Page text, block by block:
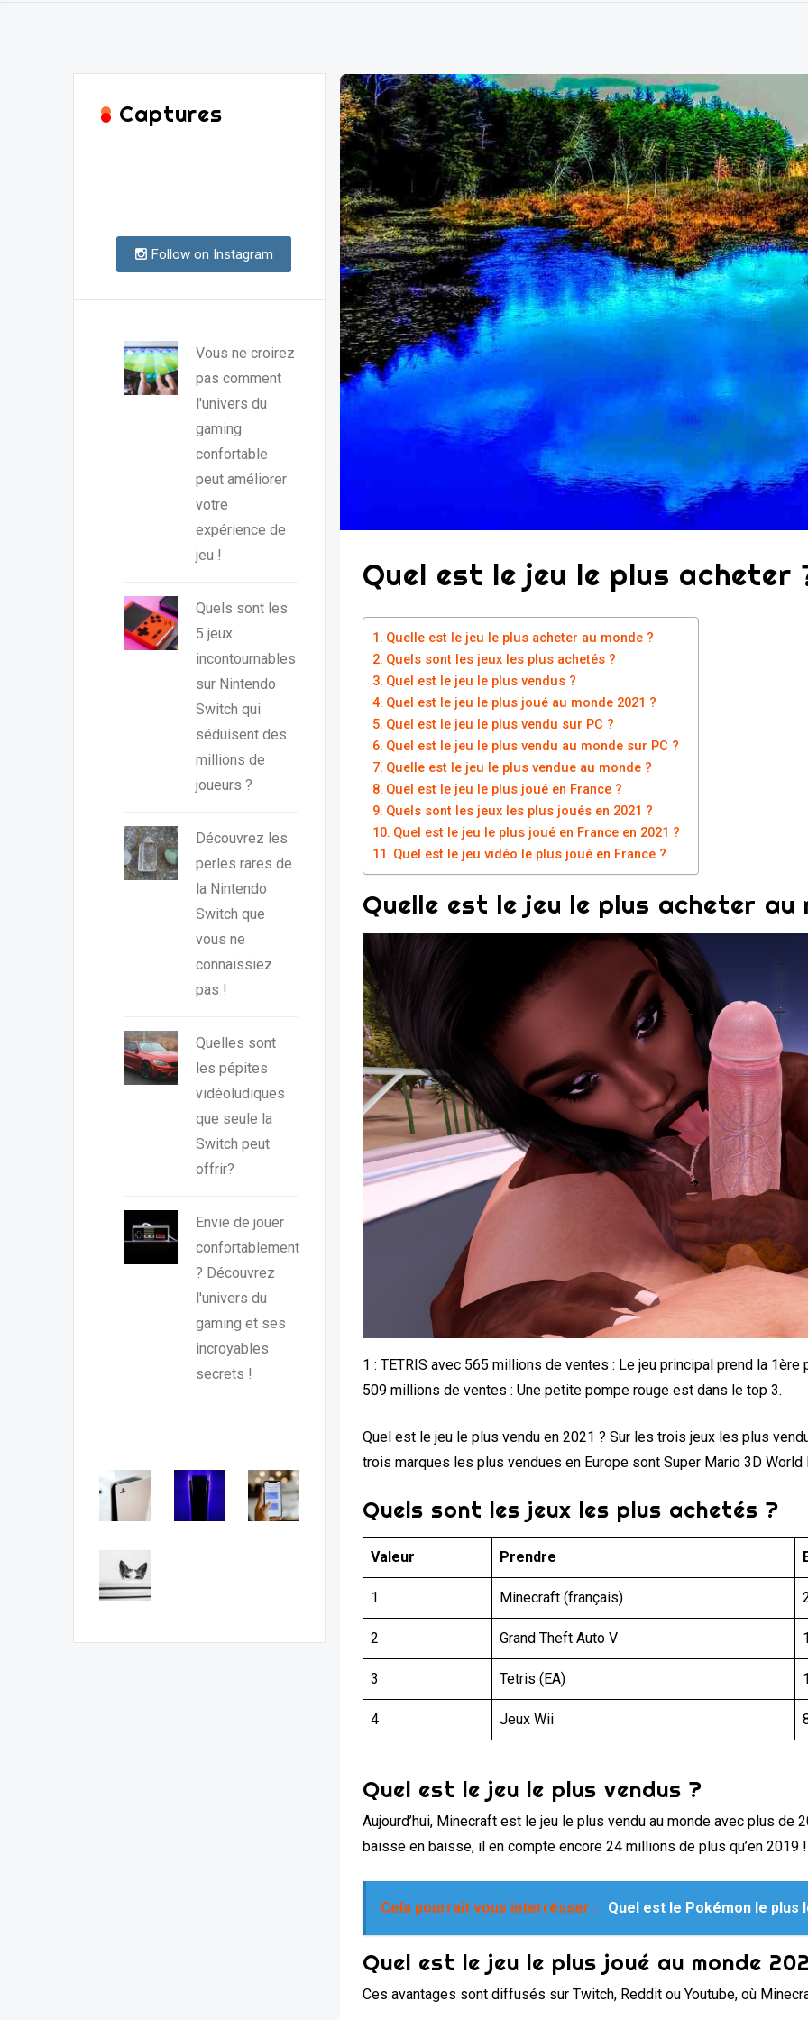
Quel est le jeu le plus acheter
Quelle est le jeu le plus acheter au monde ?
Quels sont les jeux les plus achetés ?
Quel est le jeu le plus vendus ?
Quel est le jeu le plus joué au monde 2021 ?
Quel est le jeu le plus vendu sur PC ?
Quel est le jeu le plus vendu au monde sur PC ?
Quelle est le jeu le plus vendue au monde ?
Quel est le jeu le plus joué en France ?
Quels sont les jeux les plus joués en 2021 ?
Quel est le jeu le plus joué en France en 2021 ?
Quel est le jeu vidéo le plus joué en France ?
Quelle est le jeu le plus acheter au
1 : TETRIS avec 565 millions de ventes : Le jeu principal prend la
509 millions de ventes : Une petite pompe rouge est dans le top 3.
Quel est le jeu le plus vendu en 2021 ? Sur les trois jeux les plus
trois marques les plus vendues en Europe sont Super Mario 3D World
Quels sont les jeux les plus achetés ?
Valeur Prendre
1 Minecraft (français)
2 Grand Theft Auto V
3 Tetris (EA)
4 Jeux Wii
Quel est le jeu le plus vendus ?
Aujourd’hui, Minecraft est le jeu le plus vendu au monde avec plus de
baisse en baisse, il en compte encore 24 millions de plus qu’en 2019 !
Cela pourrait vous interrésser : Quel est le Pokémon le plus
Quel est le jeu le plus joué au monde
Ces avantages sont diffusés sur Twitch, Reddit ou Youtube, où
Captures
Follow on Instagram
Vous ne croirez
pas comment
l'univers du
gaming
confortable
peut améliorer
votre
expérience de
jeu !
Quels sont les
5 jeux
incontournables
sur Nintendo
Switch qui
séduisent des
millions de
joueurs ?
Découvrez les
perles rares de
la Nintendo
Switch que
vous ne
connaissiez
pas !
Quelles sont
les pépites
vidéoludiques
que seule la
Switch peut
offrir?
Envie de jouer
confortablement
? Découvrez
l'univers du
gaming et ses
incroyables
secrets !